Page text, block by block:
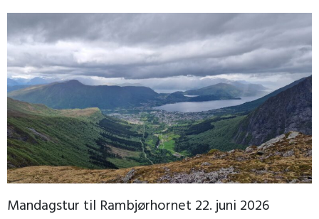
Mandagstur til Rambjørhornet 22. juni 2026